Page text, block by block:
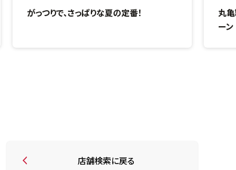
がっつりで、さっぱりな夏の定番！
丸
ーン
店舗検索に戻る